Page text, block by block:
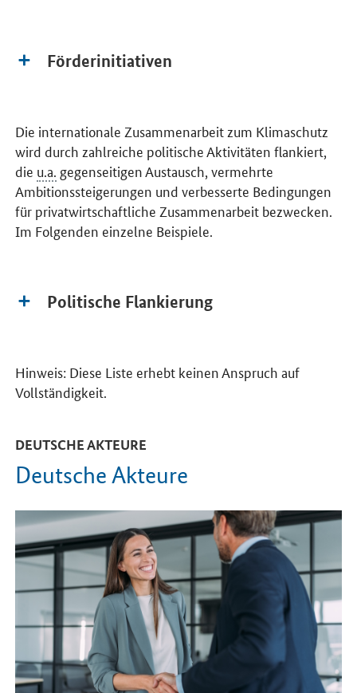
Förderinitiativen
Die internationale Zusammenarbeit zum Klimaschutz
wird durch zahlreiche politische Aktivitäten flankiert,
die u.a. gegenseitigen Austausch, vermehrte
Ambitionssteigerungen und verbesserte Bedingungen
für privatwirtschaftliche Zusammenarbeit bezwecken.
Im Folgenden einzelne Beispiele.
Politische Flankierung
Hinweis: Diese Liste erhebt keinen Anspruch auf
Vollständigkeit.
DEUTSCHE AKTEURE
Deutsche Akteure